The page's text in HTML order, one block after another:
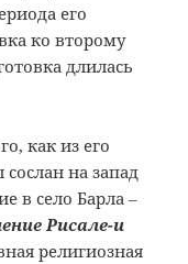
его
ко второму
длилась
как из его
на запад
в село Барла ‒
Рисале-и
религиозная